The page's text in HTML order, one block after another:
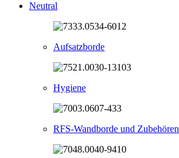
Neutral
Aufsatzborde
Hygiene
RFS-Wandborde und Zubehören